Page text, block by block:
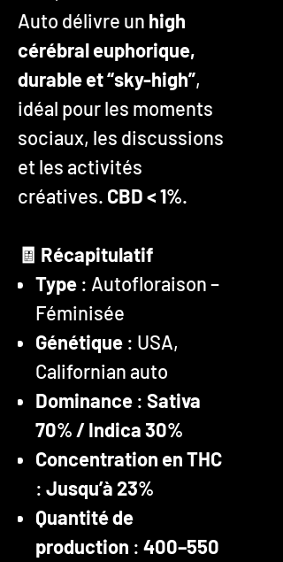
Auto délivre un high
cérébral euphorique,
durable et “sky-high”,
idéal pour les moments
sociaux, les discussions
et les activités
créatives. CBD < 1%.
🧾 Récapitulatif
Type : Autofloraison –
Féminisée
Génétique : USA,
Californian auto
Dominance : Sativa
70% / Indica 30%
Concentration en THC
: Jusqu’à 23%
Quantité de
production : 400–550